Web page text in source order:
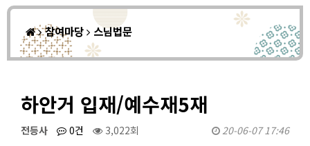
참여마당 스님법문
하안거 입재/예수재5재
전등사 0건 3,022회 20-06-07 17:46